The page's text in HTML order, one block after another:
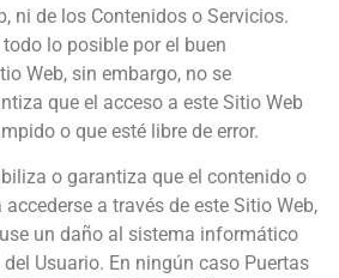
ni de los Contenidos o Servicios.
lo posible por el buen
Web, sin embargo, no se
que el acceso a este Sitio Web
o que esté libre de error.
o garantiza que el contenido o
a través de este Sitio Web,
un daño al sistema informático
Usuario. En ningún caso Puertas